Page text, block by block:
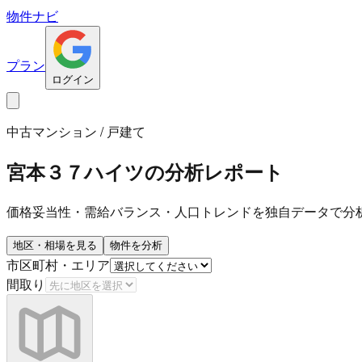
物件ナビ
プラン
ログイン
中古マンション / 戸建て
宮本３７ハイツの分析レポート
価格妥当性・需給バランス・人口トレンドを独自データで分
地区・相場を見る 物件を分析
市区町村・エリア
間取り